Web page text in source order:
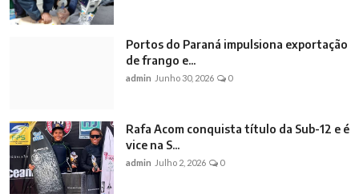
Portos do Paraná impulsiona exportação
de frango e...
admin Junho 30, 2026 0
Rafa Acom conquista título da Sub-12 e é
vice na S...
admin Julho 2, 2026 0